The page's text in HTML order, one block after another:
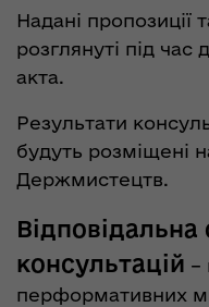
Надані пропозиції
розглянуті під
акта.
Результати
будуть розміщені
Держмистецтв.
консультацій –
перформативних